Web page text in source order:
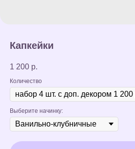
Капкейки
1 200 р.
Количество
Выберите начинку: